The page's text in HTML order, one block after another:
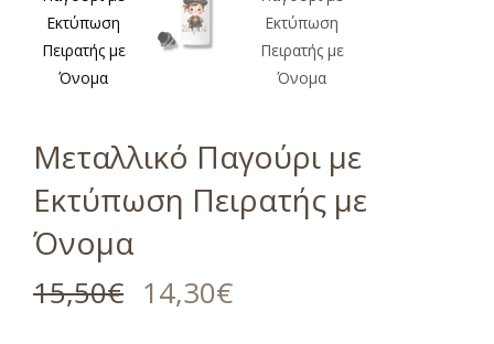
Μεταλλικό Παγούρι με
Εκτύπωση Πειρατής με
Όνομα
15,50€ 14,30€